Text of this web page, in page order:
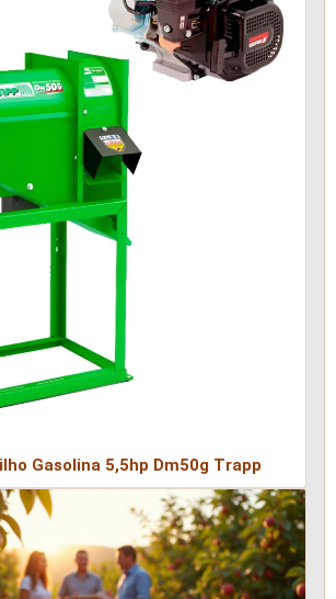
Gasolina 5,5hp Dm50g Trapp